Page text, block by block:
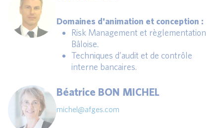
Domaines d'animation et conception :
Risk Management et règlementation
Bâloise.
Techniques d’audit et de contrôle
interne bancaires.
Béatrice BON MICHEL
michel@afges.com